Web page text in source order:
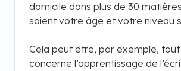
domicile dans plus de 30
soient votre âge et votre niveau
Cela peut être, par exemple, tout
concerne l’apprentissage de